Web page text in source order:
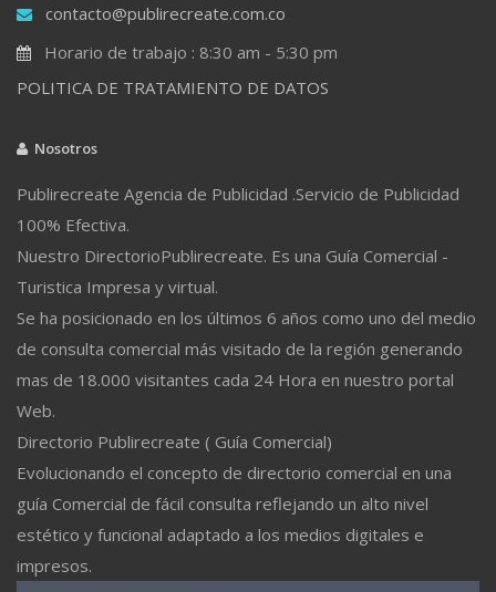
contacto@publirecreate.com.co
Horario de trabajo : 8:30 am - 5:30 pm
POLITICA DE TRATAMIENTO DE DATOS
Nosotros
Publirecreate Agencia de Publicidad .Servicio de Publicidad
100% Efectiva.
Nuestro DirectorioPublirecreate. Es una Guía Comercial -
Turistica Impresa y virtual.
Se ha posicionado en los últimos 6 años como uno del medio
de consulta comercial más visitado de la región generando
mas de 18.000 visitantes cada 24 Hora en nuestro portal
Web.
Directorio Publirecreate ( Guía Comercial)
Evolucionando el concepto de directorio comercial en una
guía Comercial de fácil consulta reflejando un alto nivel
estético y funcional adaptado a los medios digitales e
impresos.